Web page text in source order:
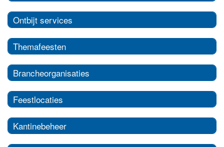
Ontbijt services
Themafeesten
Brancheorganisaties
Feestlocaties
Kantinebeheer